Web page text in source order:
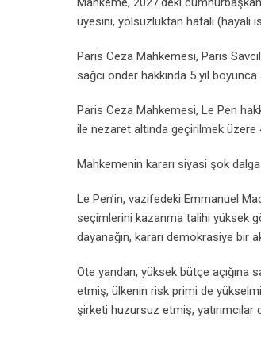
üyesini, yolsuzluktan hatalı
Paris Ceza Mahkemesi, Paris
sağcı önder hakkında 5 yıl
Paris Ceza Mahkemesi, Le Pen
ile nezaret altında geçirilmek üzere
Mahkemenin kararı siyasi şok
Le Pen’in, vazifedeki Emmanuel
seçimlerini kazanma talihi yüksek
dayanağın, kararı demokrasiye bir
Öte yandan, yüksek bütçe açığına
etmiş, ülkenin risk primi de
şirketi huzursuz etmiş, yatırımcılar